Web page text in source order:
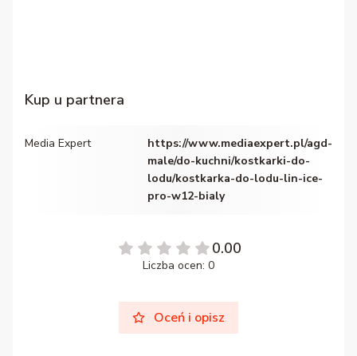
Kup u partnera
Media Expert
https://www.mediaexpert.pl/agd-
male/do-kuchni/kostkarki-do-
lodu/kostkarka-do-lodu-lin-ice-
pro-w12-bialy
0.00
Liczba ocen: 0
Oceń i opisz